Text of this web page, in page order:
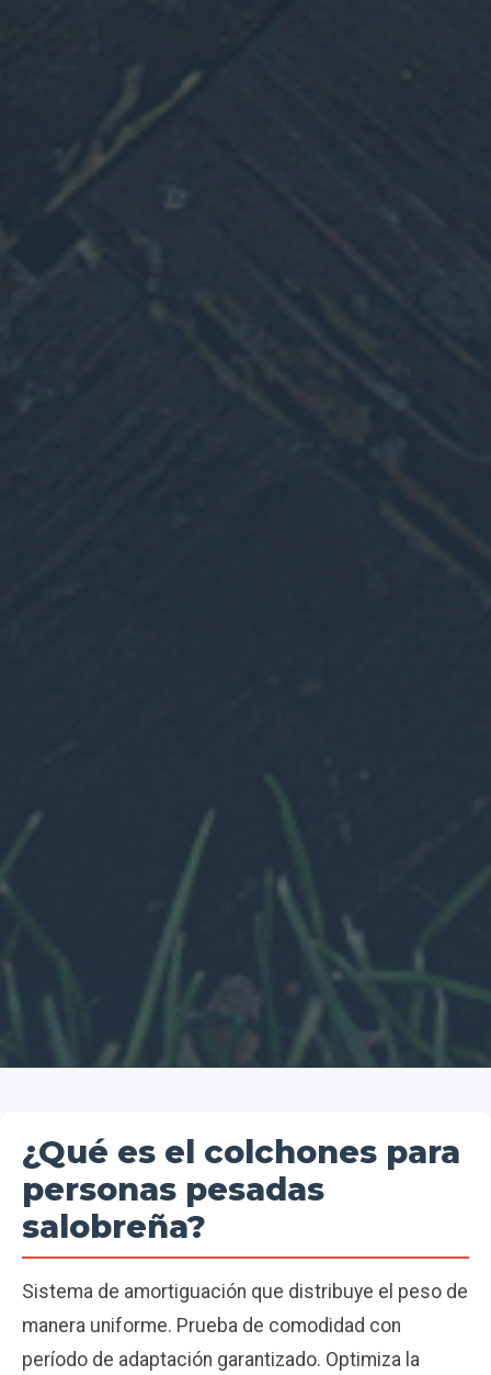
¿Qué es el colchones para
personas pesadas
salobreña?
Sistema de amortiguación que distribuye el peso de
manera uniforme. Prueba de comodidad con
período de adaptación garantizado. Optimiza la